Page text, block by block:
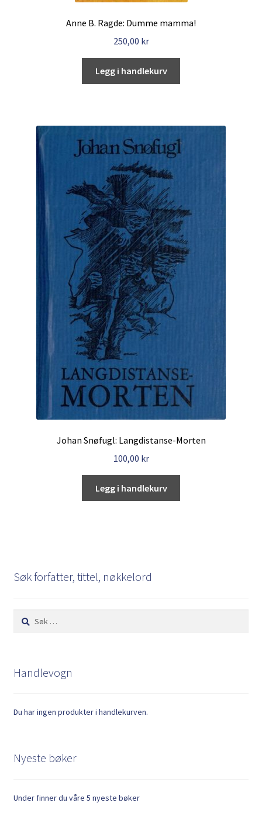
Anne B. Ragde: Dumme mamma!
250,00 kr
Legg i handlekurv
Johan Snøfugl: Langdistanse-Morten
100,00 kr
Legg i handlekurv
Søk forfatter, tittel, nøkkelord
Søk
etter:
Handlevogn
Du har ingen produkter i handlekurven.
Nyeste bøker
Under finner du våre 5 nyeste bøker